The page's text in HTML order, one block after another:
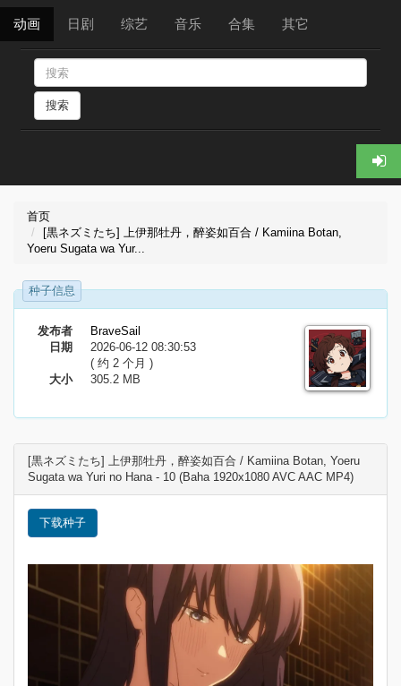
动画 日剧 综艺 音乐 合集 其它
搜索
首页
[黒ネズミたち] 上伊那牡丹，醉姿如百合 / Kamiina Botan,
Yoeru Sugata wa Yur...
种子信息
发布者
BraveSail
日期
2026-06-12 08:30:53
( 约 2 个月 )
大小
305.2 MB
[黒ネズミたち] 上伊那牡丹，醉姿如百合 / Kamiina Botan, Yoeru
Sugata wa Yuri no Hana - 10 (Baha 1920x1080 AVC AAC MP4)
下载种子